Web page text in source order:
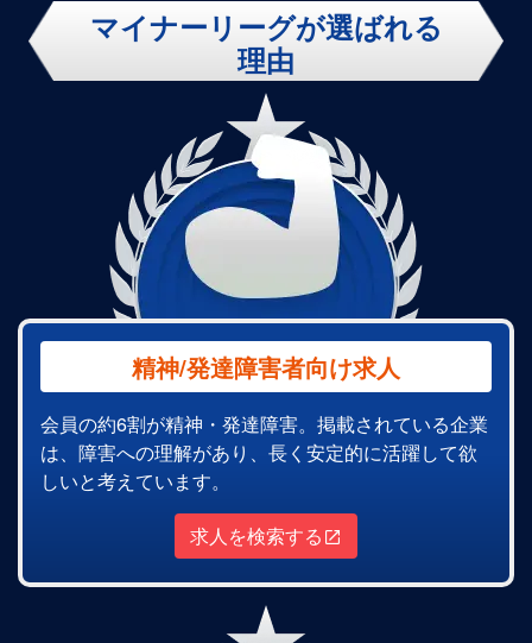
マイナーリーグが選ばれる
理由
精神/発達障害者向け求人
会員の約6割が精神・発達障害。掲載されている企業
は、障害への理解があり、長く安定的に活躍して欲
しいと考えています。
求人を検索する